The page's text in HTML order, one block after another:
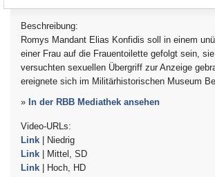
Beschreibung:
Romys Mandant Elias Konfidis soll in einem
einer Frau auf die Frauentoilette gefolgt sein,
versuchten sexuellen Übergriff zur Anzeige
ereignete sich im Militärhistorischen Museum
» In der RBB Mediathek ansehen
Video-URLs:
Link | Niedrig
Link | Mittel, SD
Link | Hoch, HD